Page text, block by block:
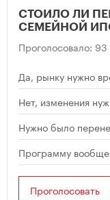
СТОИЛО ЛИ
СЕМЕЙНОЙ
Проголосовало: 93
Да, рынку нужно
Нет, изменения
Нужно было
Программу вообще
Проголосовать